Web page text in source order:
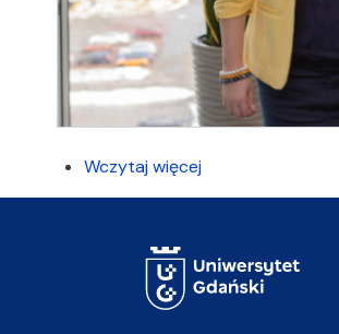
Wczytaj więcej